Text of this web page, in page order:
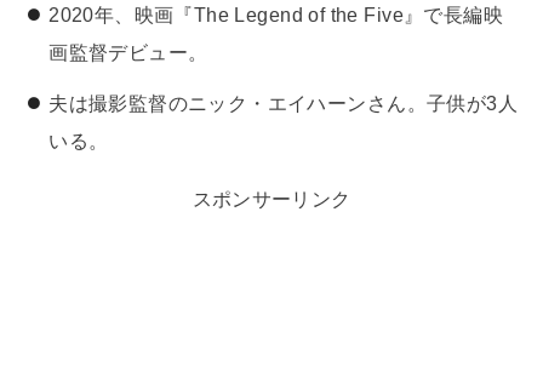
2020年、映画『The Legend of the Five』で長編映
画監督デビュー。
夫は撮影監督のニック・エイハーンさん。子供が3人
いる。
スポンサーリンク